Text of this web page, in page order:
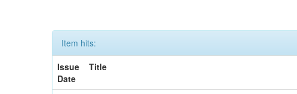
Item hits:
Issue
Date
Title